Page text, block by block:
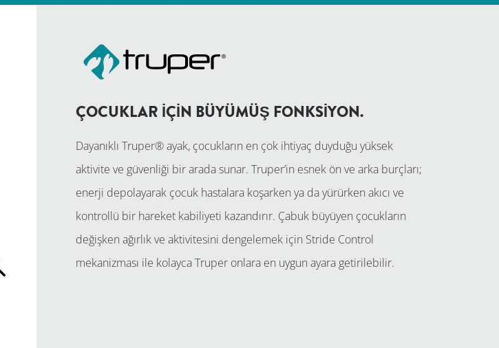
ÇOCUKLAR İÇİN BÜYÜMÜŞ FONKSİYON.
Dayanıklı Truper® ayak, çocukların en çok ihtiyaç duyduğu yüksek
aktivite ve güvenliği bir arada sunar. Truper’in esnek ön ve arka burçları;
enerji depolayarak çocuk hastalara koşarken ya da yürürken akıcı ve
kontrollü bir hareket kabiliyeti kazandırır. Çabuk büyüyen çocukların
değişken ağırlık ve aktivitesini dengelemek için Stride Control
mekanizması ile kolayca Truper onlara en uygun ayara getirilebilir.